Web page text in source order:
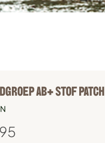
AB+ STOF PATCH